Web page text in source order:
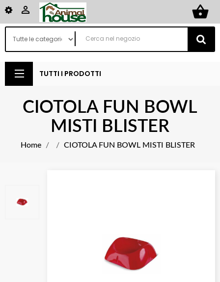
shopping_basket

TUTTI I PRODOTTI
CIOTOLA FUN BOWL
MISTI BLISTER
Home CIOTOLA FUN BOWL MISTI BLISTER